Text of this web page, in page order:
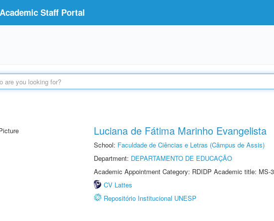
Staff Portal
Luciana de Fátima Marinho Evangelista
School: Faculdade de Ciências e Letras (Câmpus de Assis)
Department: DEPARTAMENTO DE EDUCAÇÃO
Academic Appointment Category: RDIDP Academic title: MS-
CV Lattes
Repositório Institucional UNESP